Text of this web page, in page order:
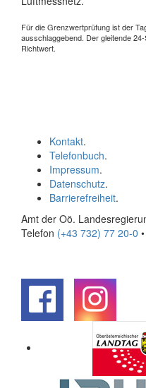
Für die Grenzwertprüfung ist der
ausschlaggebend. Der gleitende
Richtwert.
Kontakt.
Telefonbuch.
Impressum.
Datenschutz.
Barrierefreiheit.
Amt der Oö.
Telefon (+43 732) 77 20-0